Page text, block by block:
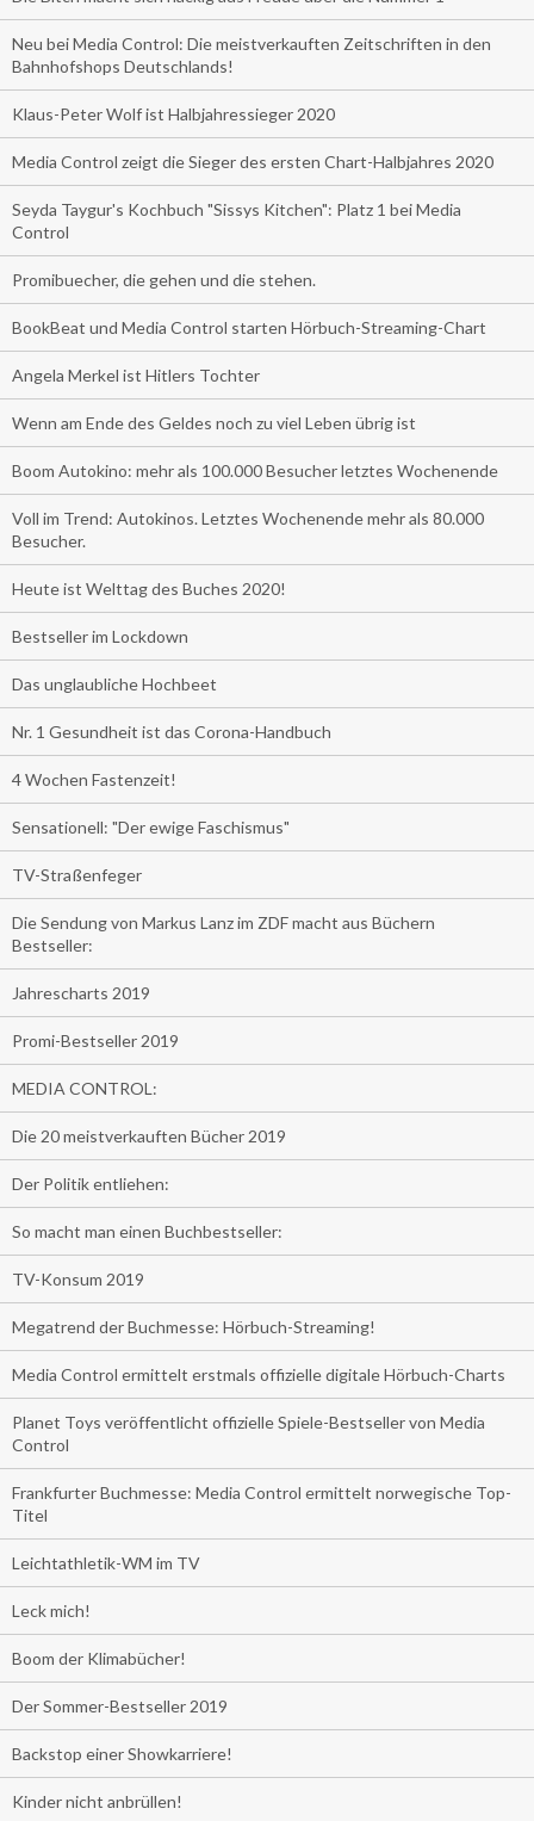
Neu bei Media Control: Die meistverkauften Zeitschriften in den
Bahnhofshops Deutschlands!
Klaus-Peter Wolf ist Halbjahressieger 2020
Media Control zeigt die Sieger des ersten Chart-Halbjahres 2020
Seyda Taygur's Kochbuch "Sissys Kitchen": Platz 1 bei Media
Control
Promibuecher, die gehen und die stehen.
BookBeat und Media Control starten Hörbuch-Streaming-Chart
Angela Merkel ist Hitlers Tochter
Wenn am Ende des Geldes noch zu viel Leben übrig ist
Boom Autokino: mehr als 100.000 Besucher letztes Wochenende
Voll im Trend: Autokinos. Letztes Wochenende mehr als 80.000
Besucher.
Heute ist Welttag des Buches 2020!
Bestseller im Lockdown
Das unglaubliche Hochbeet
Nr. 1 Gesundheit ist das Corona-Handbuch
4 Wochen Fastenzeit!
Sensationell: "Der ewige Faschismus"
TV-Straßenfeger
Die Sendung von Markus Lanz im ZDF macht aus Büchern
Bestseller:
Jahrescharts 2019
Promi-Bestseller 2019
MEDIA CONTROL:
Die 20 meistverkauften Bücher 2019
Der Politik entliehen:
So macht man einen Buchbestseller:
TV-Konsum 2019
Megatrend der Buchmesse: Hörbuch-Streaming!
Media Control ermittelt erstmals offizielle digitale Hörbuch-Charts
Planet Toys veröffentlicht offizielle Spiele-Bestseller von Media
Control
Frankfurter Buchmesse: Media Control ermittelt norwegische Top-
Titel
Leichtathletik-WM im TV
Leck mich!
Boom der Klimabücher!
Der Sommer-Bestseller 2019
Backstop einer Showkarriere!
Kinder nicht anbrüllen!